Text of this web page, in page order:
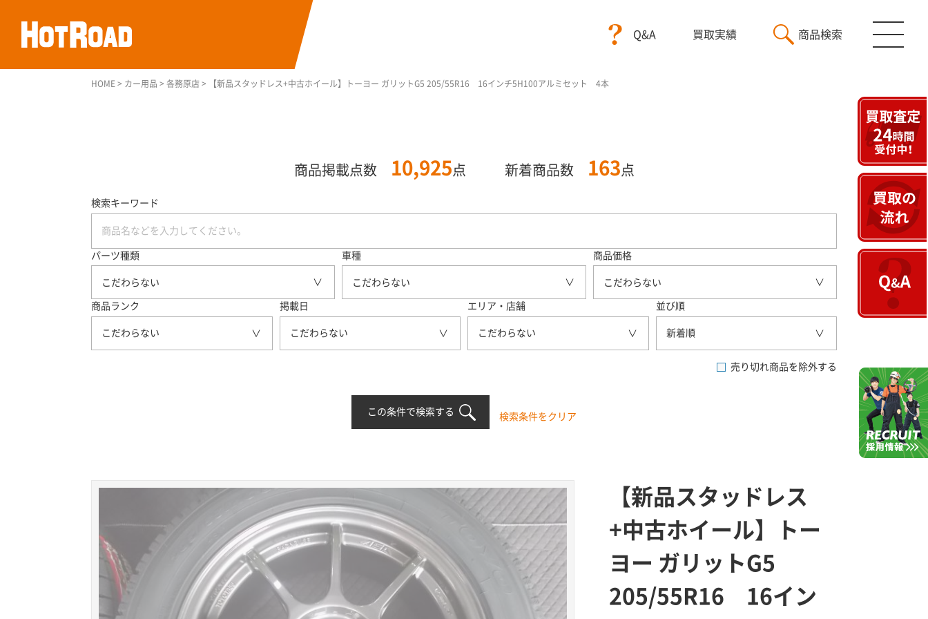
Q&A 買取実績 商品検索
HOME > カー用品 > 各務原店 > 【新品スタッドレス+中古ホイール】トーヨー ガリットG5 205/55R16 16インチ5H100アルミセット 4本
商品掲載点数 10,925 点 新着商品数 163 点
検索キーワード
パーツ種類
こだわらない
車種
こだわらない
商品価格
こだわらない
商品ランク
こだわらない
掲載日
こだわらない
エリア・店舗
こだわらない
並び順
新着順
売り切れ商品を除外する
この条件で検索する 検索条件をクリア
【新品スタッドレス
+中古ホイール】トー
ヨー ガリットG5
205/55R16 16イン